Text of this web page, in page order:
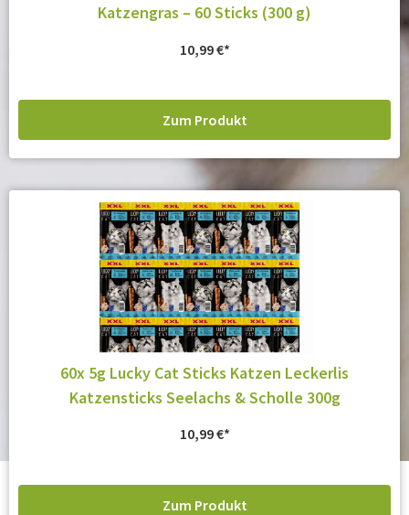
Katzengras – 60 Sticks (300 g)
10,99€
Zum Produkt
60x 5g Lucky Cat Sticks Katzen Leckerlis
Katzensticks Seelachs & Scholle 300g
10,99€
Zum Produkt